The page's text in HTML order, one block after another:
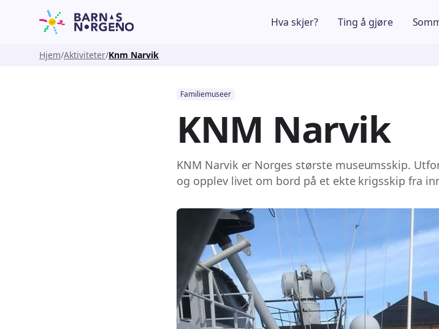
Hva skjer? Ting å gjøre
Hjem Aktiviteter Knm Narvik
Familiemuseer
KNM Narvik
KNM Narvik er Norges største museumsskip.
og opplev livet om bord på et ekte krigsskip fra